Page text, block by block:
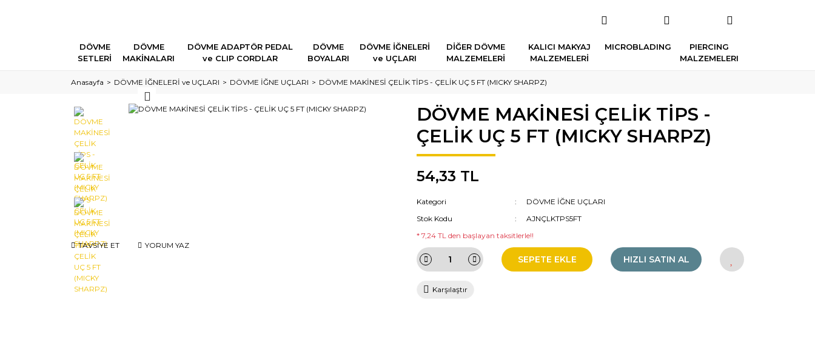
DÖVME
SETLERİ
DÖVME
MAKİNALARI
DÖVME ADAPTÖR PEDAL
ve CLIP CORDLAR
DÖVME
BOYALARI
DÖVME İĞNELERİ
ve UÇLARI
DİĞER DÖVME
MALZEMELERİ
KALICI MAKYAJ
MALZEMELERİ
MICROBLADING
PIERCING
MALZEMELERI
Anasayfa DÖVME İĞNELERİ ve UÇLARI DÖVME İĞNE UÇLARI DÖVME MAKİNESİ ÇELİK TİPS - ÇELİK UÇ 5 FT (MICKY SHARPZ)
TAVSİYE ET YORUM YAZ
DÖVME MAKİNESİ ÇELİK TİPS -
ÇELİK UÇ 5 FT (MICKY SHARPZ)
54,33 TL
Kategori
DÖVME İĞNE UÇLARI
Stok Kodu
AJNÇLKTPS5FT
* 7,24 TL den başlayan taksitlerle!!
SEPETE EKLE HIZLI SATIN AL
Karşılaştır